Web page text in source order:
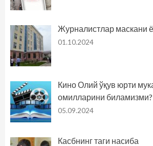
Журналистлар маскани
01.10.2024
Кино Олий ўқув юрти
омилларини биламизми?
05.09.2024
Касбнинг таги насиба